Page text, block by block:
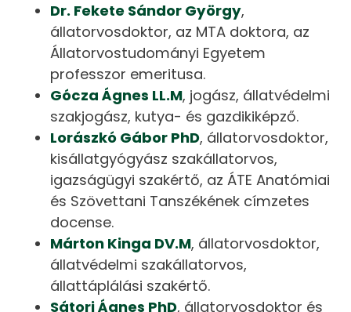
Dr. Fekete Sándor György,
állatorvosdoktor, az MTA doktora, az
Állatorvostudományi Egyetem
professzor emeritusa.
Gócza Ágnes LL.M, jogász, állatvédelmi
szakjogász, kutya- és gazdikiképző.
Lorászkó Gábor PhD, állatorvosdoktor,
kisállatgyógyász szakállatorvos,
igazságügyi szakértő, az ÁTE Anatómiai
és Szövettani Tanszékének címzetes
docense.
Márton Kinga DV.M, állatorvosdoktor,
állatvédelmi szakállatorvos,
állattáplálási szakértő.
Sátori Ágnes PhD, állatorvosdoktor és